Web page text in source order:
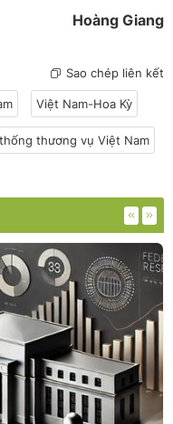
Hoàng Giang
Sao chép liên kết
Việt Nam-Hoa Kỳ
thương vụ Việt Nam